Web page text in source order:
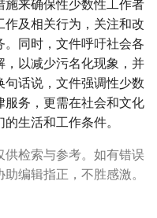
来确保性少数性工作者
及相关行为，关注和改
同时，文件呼吁社会各
以减少污名化现象，并
话说，文件强调性少数
务，更需在社会和文化
生活和工作条件。
检索与参考。如有错误
编辑指正，不胜感激。